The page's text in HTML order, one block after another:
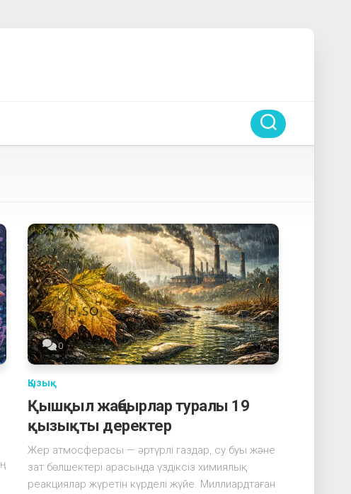
0
Қызық
Қышқыл жаңбырлар туралы 19
қызықты деректер
Жер атмосферасы — әртүрлі газдар, су буы және
зат бөлшектері арасында үздіксіз химиялық
реакциялар жүретін күрделі жүйе. Миллиардтаған